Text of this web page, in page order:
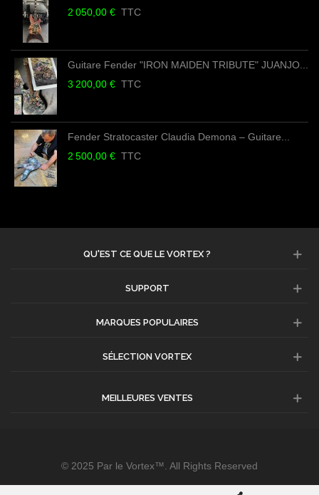
2 050,00 € TTC
Guitare Fender "IRON MAIDEN TRIBUTE" JUANJO...
3 200,00 € TTC
Fender Stratocaster Claudia Demona – Guitare...
2 500,00 € TTC
QU'EST CE QUE LE VORTEX ?
SUPPORT
MARQUES POPULAIRES
SÉLECTION VORTEX
MEILLEURES VENTES
© 2025 Par le Vortex™. All Rights Reserved